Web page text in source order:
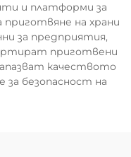
и платформи за
приготвяне на храни
за предприятия,
приготвени
качеството
безопасност на